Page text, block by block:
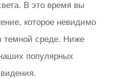
В это время вы
которое невидимо
темной среде. Ниже
популярных